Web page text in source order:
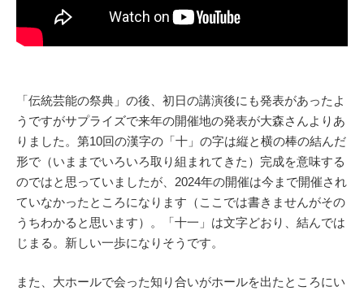
「伝統芸能の祭典」の後、初日の講演後にも発表があったよ
うですがサプライズで来年の開催地の発表が大森さんよりあ
りました。第10回の漢字の「十」の字は縦と横の棒の結んだ
形で（いままでいろいろ取り組まれてきた）完成を意味する
のではと思っていましたが、2024年の開催は今まで開催され
ていなかったところになります（ここでは書きませんがその
うちわかると思います）。「十一」は文字どおり、結んでは
じまる。新しい一歩になりそうです。
また、大ホールで会った知り合いがホールを出たところにい